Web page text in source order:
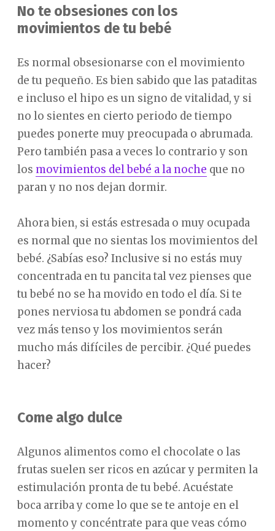
No te obsesiones con los
movimientos de tu bebé
Es normal obsesionarse con el movimiento
de tu pequeño. Es bien sabido que las pataditas
e incluso el hipo es un signo de vitalidad, y si
no lo sientes en cierto periodo de tiempo
puedes ponerte muy preocupada o abrumada.
Pero también pasa a veces lo contrario y son
los movimientos del bebé a la noche que no
paran y no nos dejan dormir.
Ahora bien, si estás estresada o muy ocupada
es normal que no sientas los movimientos del
bebé. ¿Sabías eso? Inclusive si no estás muy
concentrada en tu pancita tal vez pienses que
tu bebé no se ha movido en todo el día. Si te
pones nerviosa tu abdomen se pondrá cada
vez más tenso y los movimientos serán
mucho más difíciles de percibir. ¿Qué puedes
hacer?
Come algo dulce
Algunos alimentos como el chocolate o las
frutas suelen ser ricos en azúcar y permiten la
estimulación pronta de tu bebé. Acuéstate
boca arriba y come lo que se te antoje en el
momento y concéntrate para que veas cómo